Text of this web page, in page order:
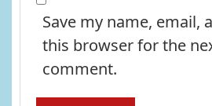
Save my name, email,
this browser for the
comment.